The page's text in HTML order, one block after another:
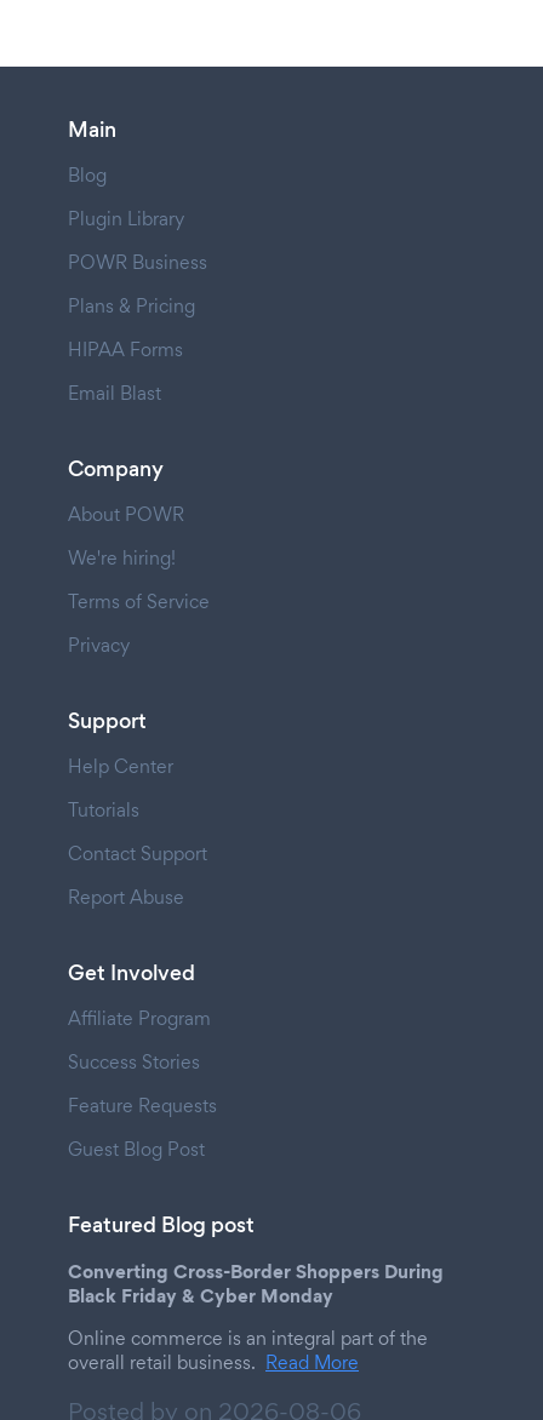
Main
Blog
Plugin Library
POWR Business
Plans & Pricing
HIPAA Forms
Email Blast
Company
About POWR
We're hiring!
Terms of Service
Privacy
Support
Help Center
Tutorials
Contact Support
Report Abuse
Get Involved
Affiliate Program
Success Stories
Feature Requests
Guest Blog Post
Featured Blog post
Converting Cross-Border Shoppers During
Black Friday & Cyber Monday
Online commerce is an integral part of the
overall retail business. Read More
Posted by on 2026-08-06